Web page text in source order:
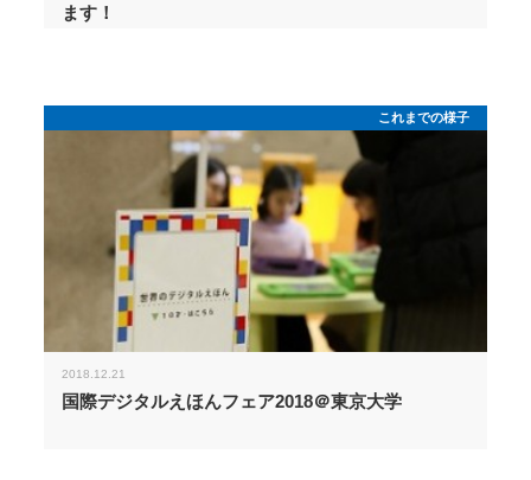
ます！
これまでの様子
2018.12.21
国際デジタルえほんフェア2018＠東京大学